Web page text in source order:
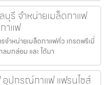
บุรี จำหน่ายเมล็ดกาแฟ
าแฟ
จำหน่ายเมล็ดกาแฟคั่ว เกรดพรีเมี่
มกล่อม และ ได้มา
อุปกรณ์กาแฟ แฟรนไชส์